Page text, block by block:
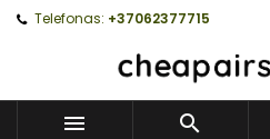
Telefonas: +37062377715
 